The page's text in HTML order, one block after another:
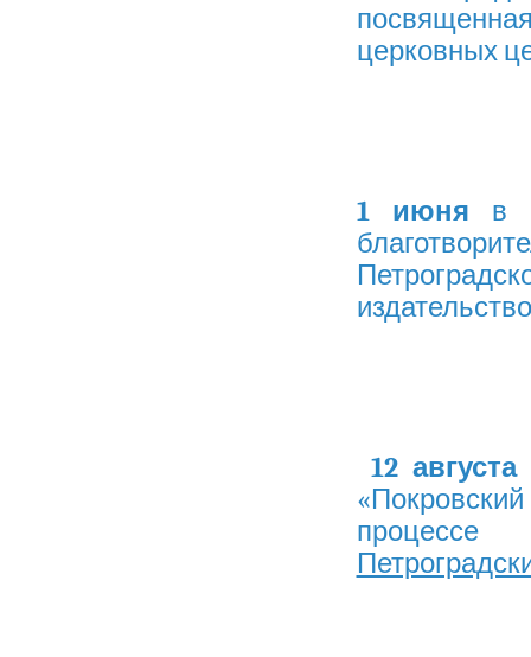
церковных
1 июня в
12 августа